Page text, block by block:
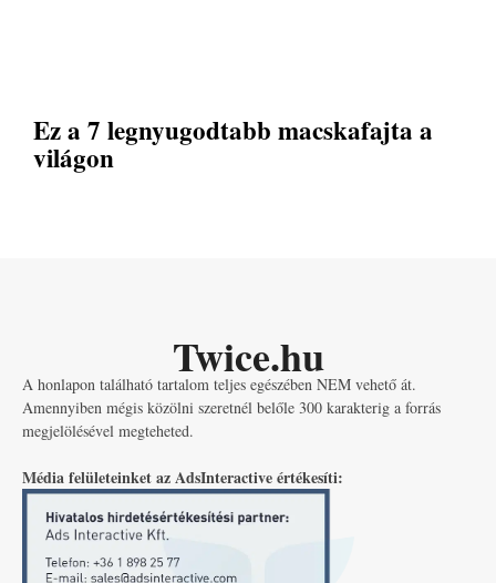
Ez a 7 legnyugodtabb macskafajta a
világon
Twice.hu
A honlapon található tartalom teljes egészében NEM vehető át.
Amennyiben mégis közölni szeretnél belőle 300 karakterig a forrás
megjelölésével megteheted.
Média felületeinket az AdsInteractive értékesíti: